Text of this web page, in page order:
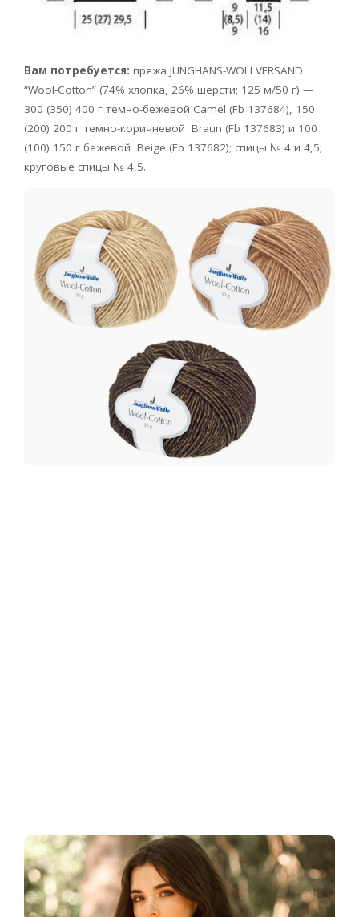
Вам потребуется: пряжа JUNGHANS-WOLLVERSAND
“Wool-Cotton” (74% хлопка, 26% шерсти; 125 м/50 г) —
300 (350) 400 г темно-бежевой Camel (Fb 137684), 150
(200) 200 г темно-коричневой Braun (Fb 137683) и 100
(100) 150 г бежевой Beige (Fb 137682); спицы № 4 и 4,5;
круговые спицы № 4,5.